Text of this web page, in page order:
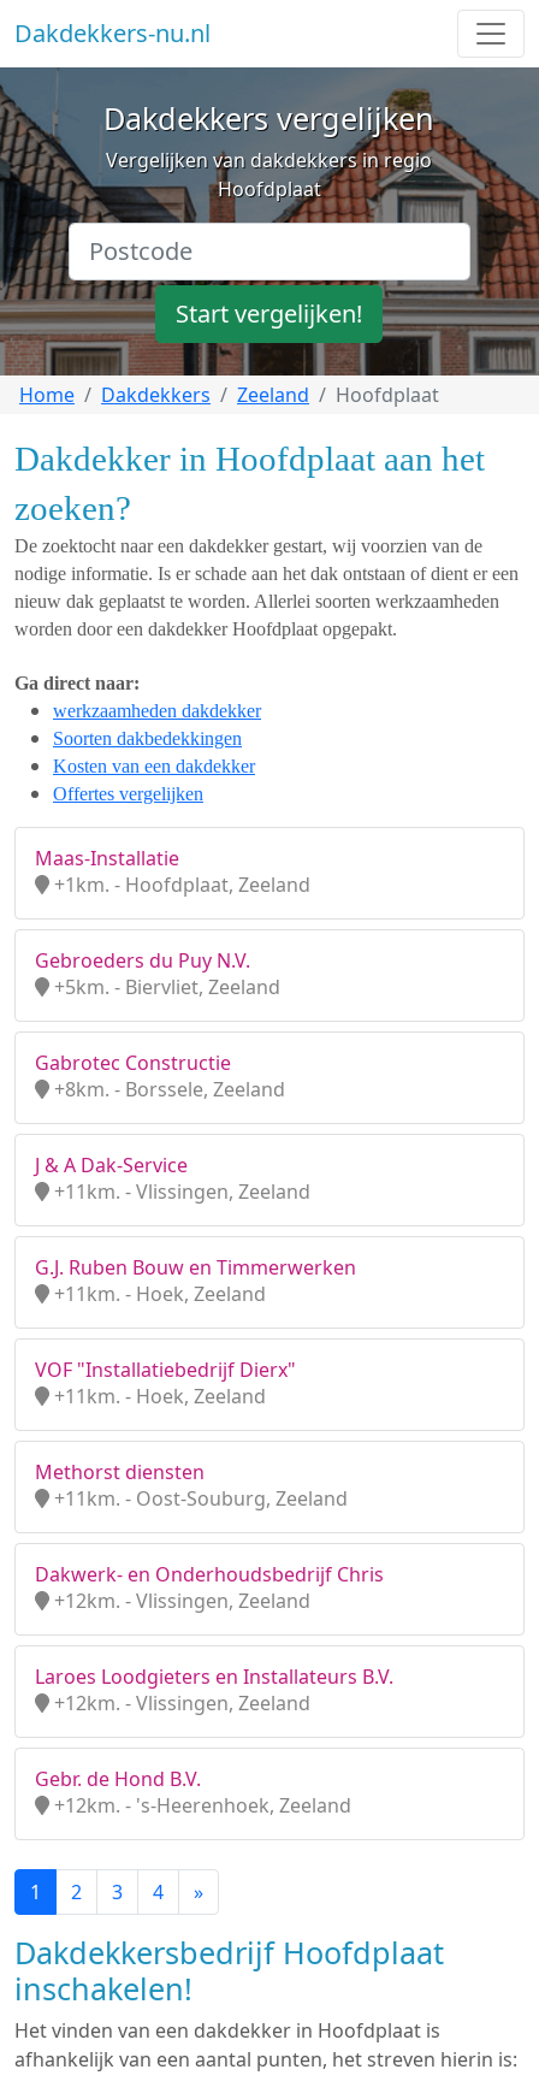
Dakdekkers-nu.nl
Dakdekkers vergelijken
Vergelijken van dakdekkers in regio
Hoofdplaat
Start vergelijken!
Home Dakdekkers Zeeland Hoofdplaat
Dakdekker in Hoofdplaat aan het
zoeken?
De zoektocht naar een dakdekker gestart, wij voorzien van de
nodige informatie. Is er schade aan het dak ontstaan of dient er een
nieuw dak geplaatst te worden. Allerlei soorten werkzaamheden
worden door een dakdekker Hoofdplaat opgepakt.
Ga direct naar:
werkzaamheden dakdekker
Soorten dakbedekkingen
Kosten van een dakdekker
Offertes vergelijken
Maas-Installatie
+1km. - Hoofdplaat, Zeeland
Gebroeders du Puy N.V.
+5km. - Biervliet, Zeeland
Gabrotec Constructie
+8km. - Borssele, Zeeland
J & A Dak-Service
+11km. - Vlissingen, Zeeland
G.J. Ruben Bouw en Timmerwerken
+11km. - Hoek, Zeeland
VOF "Installatiebedrijf Dierx"
+11km. - Hoek, Zeeland
Methorst diensten
+11km. - Oost-Souburg, Zeeland
Dakwerk- en Onderhoudsbedrijf Chris
+12km. - Vlissingen, Zeeland
Laroes Loodgieters en Installateurs B.V.
+12km. - Vlissingen, Zeeland
Gebr. de Hond B.V.
+12km. - 's-Heerenhoek, Zeeland
1 2 3 4 »
Dakdekkersbedrijf Hoofdplaat
inschakelen!
Het vinden van een dakdekker in Hoofdplaat is
afhankelijk van een aantal punten, het streven hierin is: